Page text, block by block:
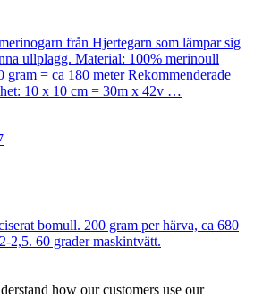
från Hjertegarn som lämpar sig
ullplagg. Material: 100% merinoull
= ca 180 meter Rekommenderade
10 x 10 cm = 30m x 42v …
bomull. 200 gram per härva, ca 680
2,5. 60 grader maskintvätt.
how our customers use our